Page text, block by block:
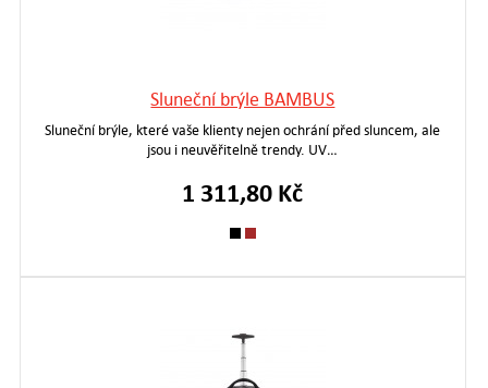
Sluneční brýle BAMBUS
Sluneční brýle, které vaše klienty nejen ochrání před sluncem, ale
jsou i neuvěřitelně trendy. UV…
1 311,80 Kč